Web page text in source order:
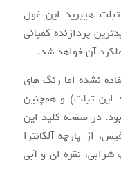
تبلت هیبرید این غول
پردازنده کمپانی
آن خواهد شد.
نشده اما رنگ های
تبلت) و همچنین
در صفحه کلید این
از پارچه آلکانترا
مشکی، شرابی، نقره ای و آبی